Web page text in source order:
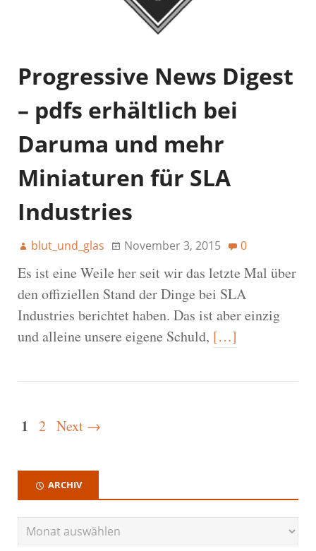
Progressive News Digest
– pdfs erhältlich bei
Daruma und mehr
Miniaturen für SLA
Industries
blut_und_glas November 3, 2015 0
Es ist eine Weile her seit wir das letzte Mal über
den offiziellen Stand der Dinge bei SLA
Industries berichtet haben. Das ist aber einzig
und alleine unsere eigene Schuld, […]
1 2 Next →
ARCHIV